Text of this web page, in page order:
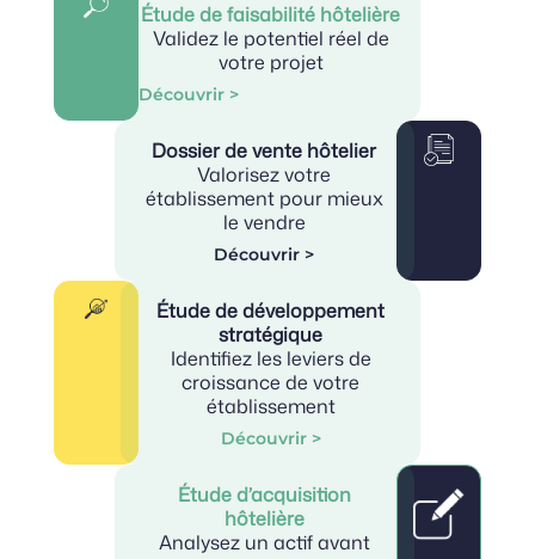
Étude de faisabilité hôtelière
Validez le potentiel réel de
votre projet
Découvrir >
Dossier de vente hôtelier
Valorisez votre
établissement pour mieux
le vendre
Découvrir >
Étude de développement
stratégique
Identifiez les leviers de
croissance de votre
établissement
Découvrir >
Étude d’acquisition
hôtelière
Analysez un actif avant